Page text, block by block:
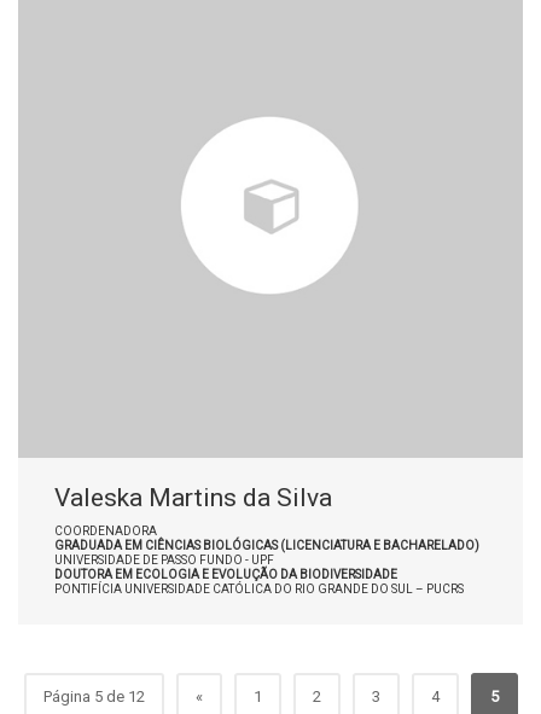
Valeska Martins da Silva
COORDENADORA
GRADUADA EM CIÊNCIAS BIOLÓGICAS (LICENCIATURA E BACHARELADO)
UNIVERSIDADE DE PASSO FUNDO - UPF
DOUTORA EM ECOLOGIA E EVOLUÇÃO DA BIODIVERSIDADE
PONTIFÍCIA UNIVERSIDADE CATÓLICA DO RIO GRANDE DO SUL – PUCRS
Página 5 de 12 « 1 2 3 4 5